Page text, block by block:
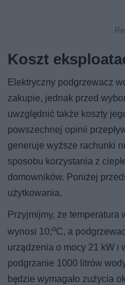
Koszt
Elektryczny podgrzewacz
zakupie, jednak przed
uwzględnić także koszty
powszechnej opinii
generuje wyższe rachunki
sposobu korzystania z
domowników. Poniżej
użytkowania.
Przyjmijmy, że temperatura
wynosi 10;oC, a
urządzenia o mocy 21 kW i
podgrzanie 1000 litrów
będzie wymagało zużycia